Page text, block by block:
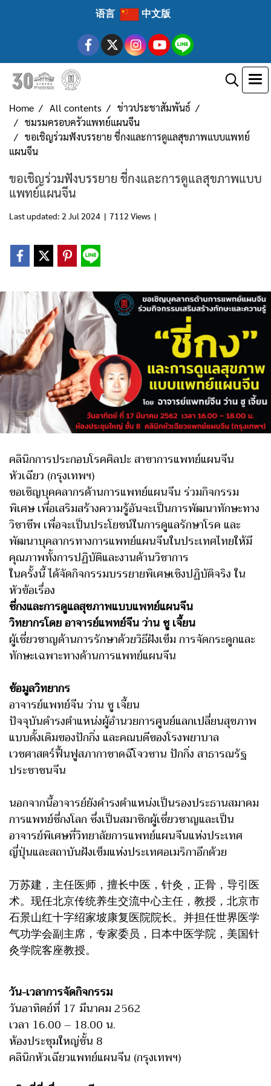
语言 中文版
Home All contents
ข่าวประชาสัมพันธ์
ชมรมครอบครัวแพทย์แผนจีน
ขอเชิญร่วมฟังบรรยาย ชี่กงและการดูแลสุขภาพแบบแพทย์
แผนจีน
ขอเชิญร่วมฟังบรรยาย ชี่กงและการดูแลสุขภาพแบบ
แพทย์แผนจีน
Last updated: 2 Jul 2024 | 7112 Views |
คลินิกการประกอบโรคศิลปะ สาขาการแพทย์แผนจีน
หัวเฉียว (กรุงเทพฯ)
ขอเชิญบุคคลากรด้านการแพทย์แผนจีน ร่วมกิจกรรม
พิเศษ เพื่อเสริมสร้างความรู้อันจะเป็นการพัฒนาทักษะทาง
วิชาชีพ เพื่อจะเป็นประโยชน์ในการดูแลรักษาโรค และ
พัฒนาบุคลากรทางการแพทย์แผนจีนในประเทศไทยให้มี
คุณภาพทั้งการปฏิบัติและงานด้านวิชาการ
ในครั้งนี้ ได้จัดกิจกรรมบรรยายพิเศษเชิงปฏิบัติจริง ใน
หัวข้อเรื่อง
ชี่กงและการดูแลสุขภาพแบบแพทย์แผนจีน
วิทยากรโดย อาจารย์แพทย์จีน ว่าน ซู เจี้ยน
ผู้เชี่ยวชาญด้านการรักษาด้วยวิธีฝังเข็ม การจัดกระดูกและ
ทักษะเฉพาะทางด้านการแพทย์แผนจีน
ข้อมูลวิทยากร
อาจารย์แพทย์จีน ว่าน ซู เจี้ยน
ปัจจุบันดำรงตำแหน่งผู้อำนวยการศูนย์แลกเปลี่ยนสุขภาพ
แบบดั้งเดิมของปักกิ่ง และคณบดีของโรงพยาบาล
เวชศาสตร์ฟื้นฟูสภากาชาดฉีโจวซาน ปักกิ่ง สาธารณรัฐ
ประชาชนจีน
นอกจากนี้อาจารย์ยังดำรงตำแหน่งเป็นรองประธานสมาคม
การแพทย์ชี่กงโลก ซึ่งเป็นสมาชิกผู้เชี่ยวชาญและเป็น
อาจารย์พิเศษที่วิทยาลัยการแพทย์แผนจีนแห่งประเทศ
ญี่ปุ่นและสถาบันฝังเข็มแห่งประเทศอเมริกาอีกด้วย
万苏建，主任医师，擅长中医，针灸，正骨，导引医
术。现任北京传统养生交流中心主任，教授，北京市
石景山红十字绍家坡康复医院院长。并担任世界医学
气功学会副主席，专家委员，日本中医学院，美国针
灸学院客座教授。
วัน-เวลาการจัดกิจกรรม
วันอาทิตย์ที่ 17 มีนาคม 2562
เวลา 16.00 – 18.00 น.
ห้องประชุมใหญ่ชั้น 8
คลินิกหัวเฉียวแพทย์แผนจีน (กรุงเทพฯ)